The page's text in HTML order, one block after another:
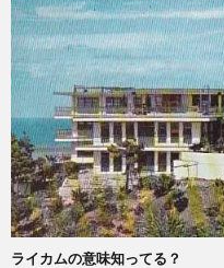
ライカムの意味知ってる？